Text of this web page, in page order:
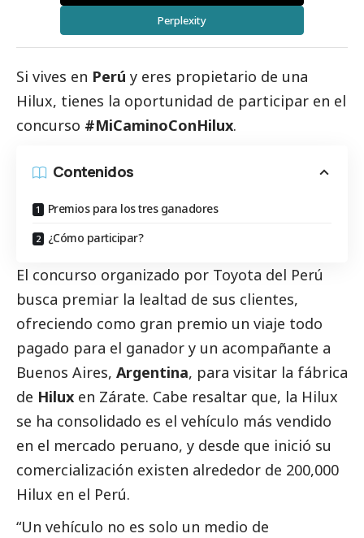
Perplexity
Si vives en Perú y eres propietario de una
Hilux, tienes la oportunidad de participar en el
concurso #MiCaminoConHilux.
Contenidos
Premios para los tres ganadores
¿Cómo participar?
El concurso organizado por Toyota del Perú
busca premiar la lealtad de sus clientes,
ofreciendo como gran premio un viaje todo
pagado para el ganador y un acompañante a
Buenos Aires, Argentina, para visitar la fábrica
de Hilux en Zárate. Cabe resaltar que, la Hilux
se ha consolidado es el vehículo más vendido
en el mercado peruano, y desde que inició su
comercialización existen alrededor de 200,000
Hilux en el Perú.
“Un vehículo no es solo un medio de